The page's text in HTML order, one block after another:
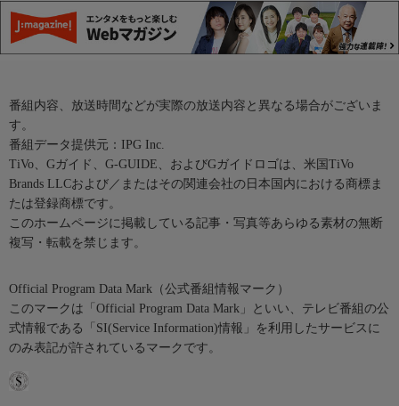
番組内容、放送時間などが実際の放送内容と異なる場合がございま
す。
番組データ提供元：IPG Inc.
TiVo、Gガイド、G-GUIDE、およびGガイドロゴは、米国TiVo
Brands LLCおよび／またはその関連会社の日本国内における商標ま
たは登録商標です。
このホームページに掲載している記事・写真等あらゆる素材の無断
複写・転載を禁じます。
Official Program Data Mark（公式番組情報マーク）
このマークは「Official Program Data Mark」といい、テレビ番組の公
式情報である「SI(Service Information)情報」を利用したサービスに
のみ表記が許されているマークです。